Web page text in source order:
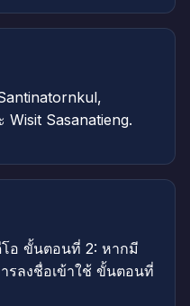
Wisit Sasanatieng.
อ ขั้นตอนที่ 2: หากมี
รลงชื่อเข้าใช้ ขั้นตอนที่